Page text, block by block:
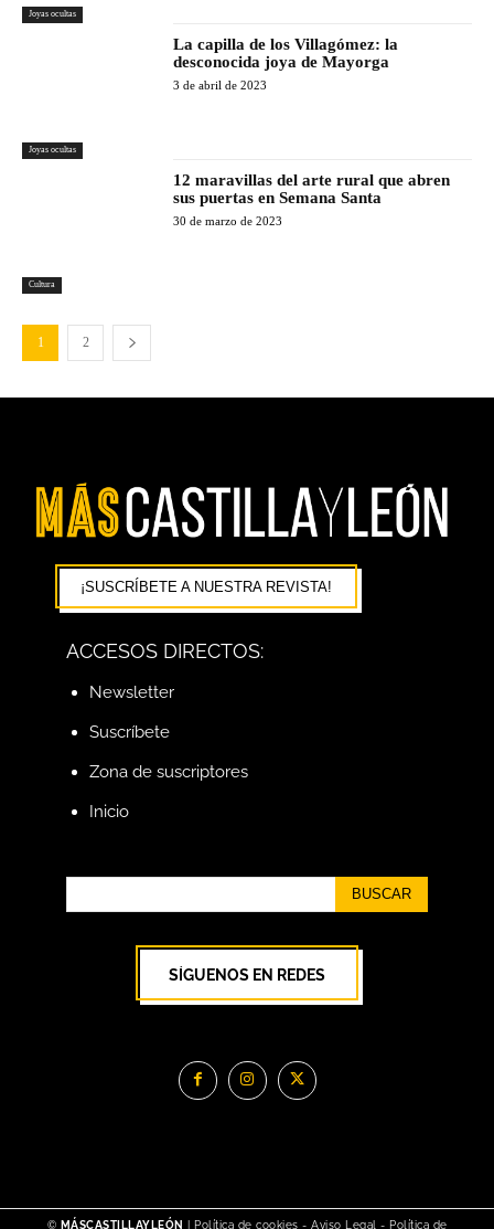
Joyas ocultas
Joyas ocultas
La capilla de los Villagómez: la
desconocida joya de Mayorga
3 de abril de 2023
Cultura
12 maravillas del arte rural que abren
sus puertas en Semana Santa
30 de marzo de 2023
1 2
¡SUSCRÍBETE A NUESTRA REVISTA!
ACCESOS DIRECTOS:
Newsletter
Suscríbete
Zona de suscriptores
Inicio
BUSCAR
SÍGUENOS EN REDES
© MÁSCASTILLAYLEÓN Política de cookies - Aviso Legal - Política de